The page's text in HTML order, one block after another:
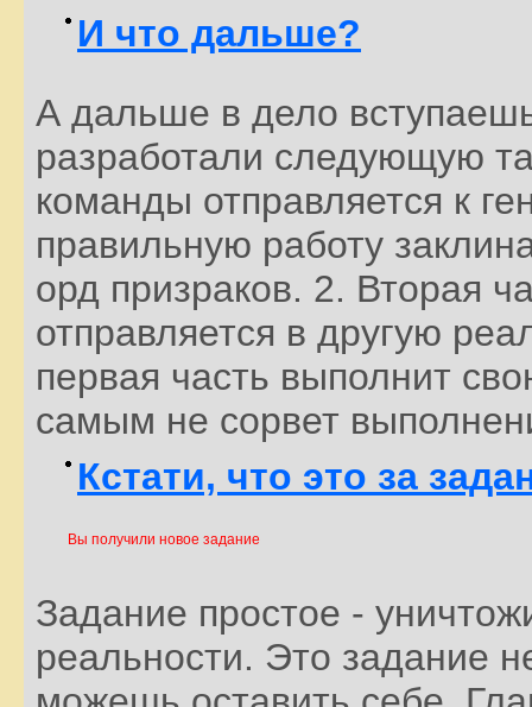
И что дальше?
А дальше в дело
разработали следующую
команды отправляется к
правильную работу
орд призраков. 2. Вторая
отправляется в другую
первая часть выполнит
самым не сорвет
Кстати, что это за
Вы получили новое задание
Задание простое -
реальности. Это задание